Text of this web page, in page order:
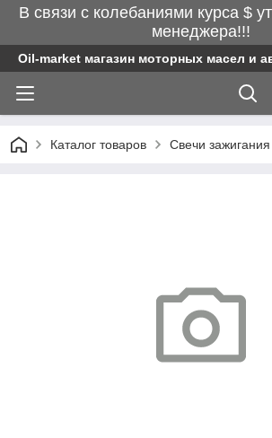
В связи с колебаниями курса $
менеджера!!!
Oil-market магазин моторных масел и
Каталог товаров Свечи зажигания